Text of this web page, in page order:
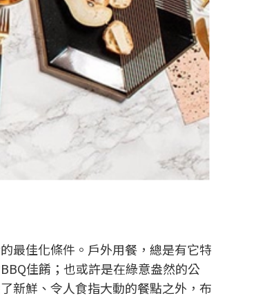
最佳化條件。戶外用餐，總是有它特
佳餚；也或許是在綠意盎然的公
新鮮、令人食指大動的餐點之外，布